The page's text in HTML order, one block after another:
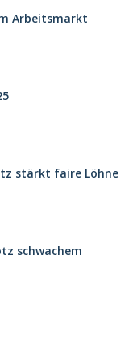
Arbeitsmarkt
stärkt faire Löhne
schwachem